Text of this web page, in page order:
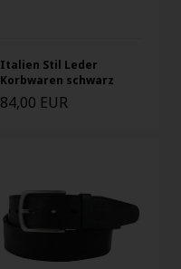
Italien Stil Leder
Korbwaren schwarz
84,00 EUR